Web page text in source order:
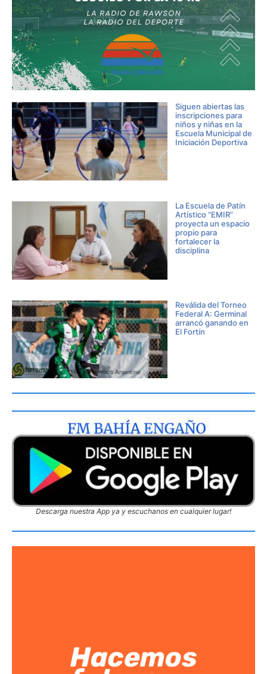
Siguen abiertas las
inscripciones para
niños y niñas en la
Escuela Municipal de
Iniciación Deportiva
La Escuela de Patín
Artístico “EMIR”
proyecta un espacio
propio para
fortalecer la
disciplina
Reválida del Torneo
Federal A: Germinal
arrancó ganando en
El Fortín
Descarga nuestra App ya y escuchanos en cualquier lugar!